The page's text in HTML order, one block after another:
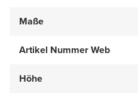
Maße
Artikel Nummer Web
Höhe